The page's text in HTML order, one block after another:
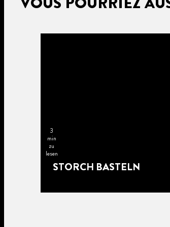
3
min
zu
lesen
STORCH BASTELN